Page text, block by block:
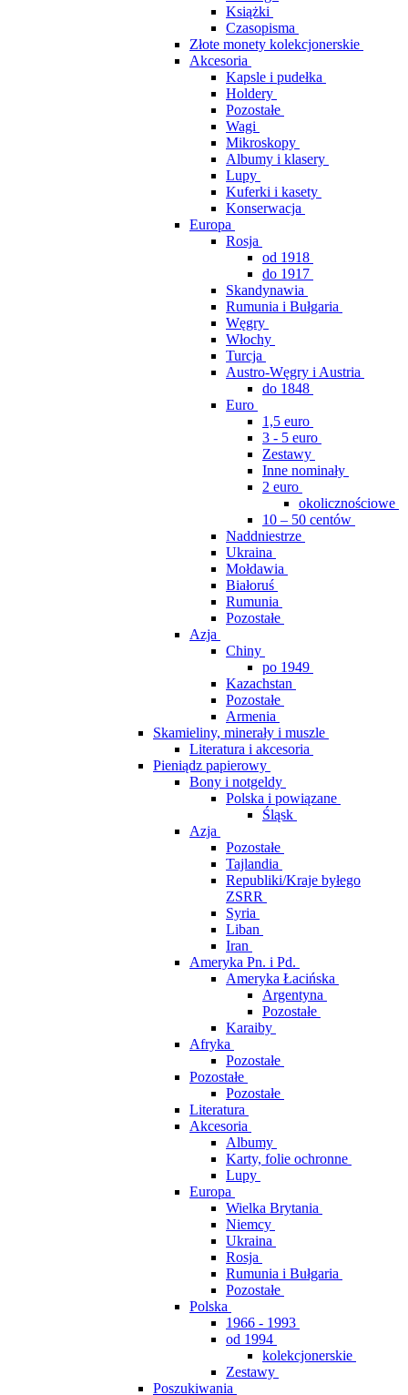
Książki
Czasopisma
Złote monety kolekcjonerskie
Akcesoria
Kapsle i pudełka
Holdery
Pozostałe
Wagi
Mikroskopy
Albumy i klasery
Lupy
Kuferki i kasety
Konserwacja
Europa
Rosja
od 1918
do 1917
Skandynawia
Rumunia i Bułgaria
Węgry
Włochy
Turcja
Austro-Węgry i Austria
do 1848
Euro
1,5 euro
3 - 5 euro
Zestawy
Inne nominały
2 euro
okolicznościowe
10 – 50 centów
Naddniestrze
Ukraina
Mołdawia
Białoruś
Rumunia
Pozostałe
Azja
Chiny
po 1949
Kazachstan
Pozostałe
Armenia
Skamieliny, minerały i muszle
Literatura i akcesoria
Pieniądz papierowy
Bony i notgeldy
Polska i powiązane
Śląsk
Azja
Pozostałe
Tajlandia
Republiki/Kraje byłego
ZSRR
Syria
Liban
Iran
Ameryka Pn. i Pd.
Ameryka Łacińska
Argentyna
Pozostałe
Karaiby
Afryka
Pozostałe
Pozostałe
Pozostałe
Literatura
Akcesoria
Albumy
Karty, folie ochronne
Lupy
Europa
Wielka Brytania
Niemcy
Ukraina
Rosja
Rumunia i Bułgaria
Pozostałe
Polska
1966 - 1993
od 1994
kolekcjonerskie
Zestawy
Poszukiwania